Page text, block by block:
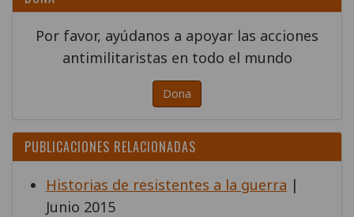
Por favor, ayúdanos a apoyar las acciones
antimilitaristas en todo el mundo
Dona
PUBLICACIONES RELACIONADAS
Historias de resistentes a la guerra |
Junio 2015